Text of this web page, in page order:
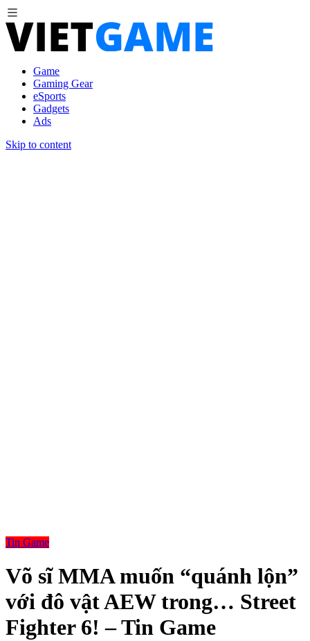
Game
Gaming Gear
eSports
Gadgets
Ads
Skip to content
Tin Game
Võ sĩ MMA muốn “quánh lộn”
với đô vật AEW trong… Street
Fighter 6! – Tin Game